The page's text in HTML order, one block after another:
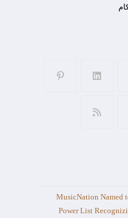
MusicNation Named
Power List